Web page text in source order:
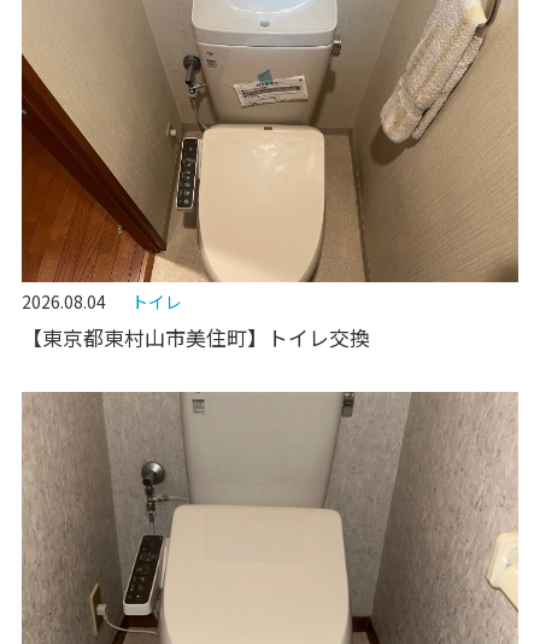
2026.08.04 トイレ
【東京都東村山市美住町】トイレ交換